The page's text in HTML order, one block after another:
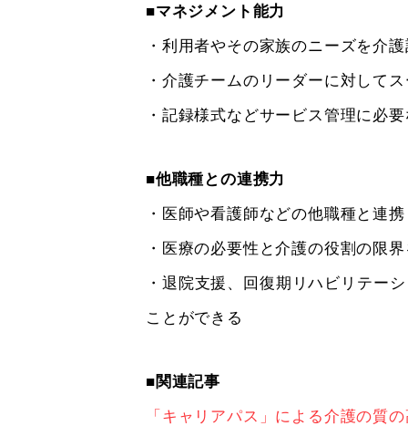
■マネジメント能力
・利用者やその家族のニーズを介
・介護チームのリーダーに対して
・記録様式などサービス管理に必
■他職種との連携力
・医師や看護師などの他職種と連
・医療の必要性と介護の役割の限
・退院支援、回復期リハビリテー
ことができる
■関連記事
「キャリアパス」による介護の質